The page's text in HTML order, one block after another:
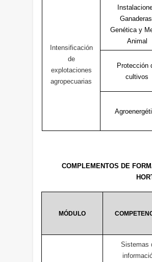
Intensificación
de
explotaciones
agropecuarias
Ganaderas,
Genética y
Animal
Protección
cultivos
COMPLEMENTOS DE
MÓDULO
Sistemas